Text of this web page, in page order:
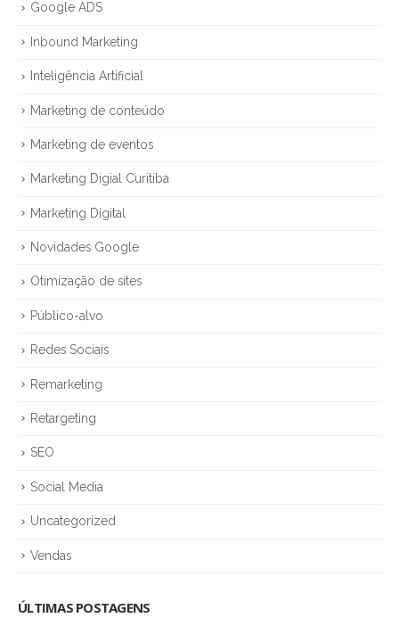
Google ADS
Inbound Marketing
Inteligência Artificial
Marketing de conteúdo
Marketing de eventos
Marketing Digial Curitiba
Marketing Digital
Novidades Google
Otimização de sites
Público-alvo
Redes Sociais
Remarketing
Retargeting
SEO
Social Media
Uncategorized
Vendas
ÚLTIMAS POSTAGENS